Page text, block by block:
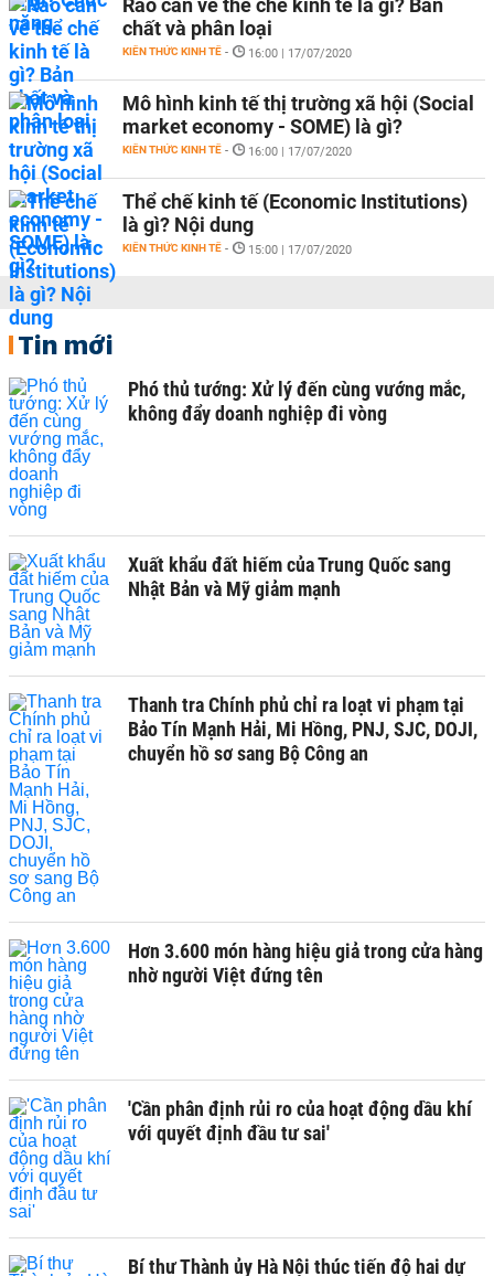
Rào cản về thể chế kinh tế là gì? Bản
chất và phân loại
KIẾN THỨC KINH TẾ - 16:00 | 17/07/2020
Mô hình kinh tế thị trường xã hội (Social
market economy - SOME) là gì?
KIẾN THỨC KINH TẾ - 16:00 | 17/07/2020
Thể chế kinh tế (Economic Institutions)
là gì? Nội dung
KIẾN THỨC KINH TẾ - 15:00 | 17/07/2020
Tin mới
Phó thủ tướng: Xử lý đến cùng vướng mắc,
không đẩy doanh nghiệp đi vòng
Xuất khẩu đất hiếm của Trung Quốc sang
Nhật Bản và Mỹ giảm mạnh
Thanh tra Chính phủ chỉ ra loạt vi phạm tại
Bảo Tín Mạnh Hải, Mi Hồng, PNJ, SJC, DOJI,
chuyển hồ sơ sang Bộ Công an
Hơn 3.600 món hàng hiệu giả trong cửa hàng
nhờ người Việt đứng tên
'Cần phân định rủi ro của hoạt động dầu khí
với quyết định đầu tư sai'
Bí thư Thành ủy Hà Nội thúc tiến độ hai dự